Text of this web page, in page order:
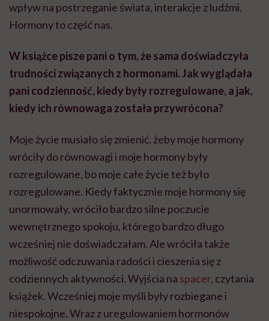
wpływ na postrzeganie świata, interakcje z ludźmi.
Hormony to część nas.
W książce pisze pani o tym, że sama doświadczyła
trudności związanych z hormonami. Jak wyglądała
pani codzienność, kiedy były rozregulowane, a jak,
kiedy ich równowaga została przywrócona?
Moje życie musiało się zmienić, żeby moje hormony
wróciły do równowagi i moje hormony były
rozregulowane, bo moje całe życie też było
rozregulowane. Kiedy faktycznie moje hormony się
unormowały, wróciło bardzo silne poczucie
wewnętrznego spokoju, którego bardzo długo
wcześniej nie doświadczałam. Ale wróciła także
możliwość odczuwania radości i cieszenia się z
codziennych aktywności. Wyjścia na spacer, czytania
książek. Wcześniej moje myśli były rozbiegane i
niespokojne. Wraz z uregulowaniem hormonów